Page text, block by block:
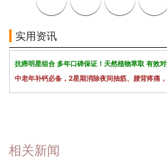
实用资讯
抗癌明星组合 多年口碑保证！天然植物萃取 有效
中老年补钙必备，2星期消除夜间抽筋、腰背疼痛
相关新闻